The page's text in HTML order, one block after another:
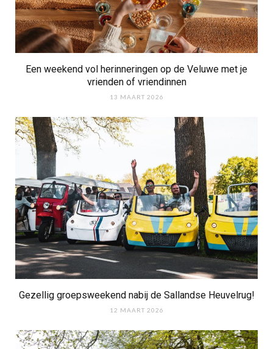
Een weekend vol herinneringen op de Veluwe met je
vrienden of vriendinnen
13 MAART 2026
Gezellig groepsweekend nabij de Sallandse Heuvelrug!
12 MAART 2026